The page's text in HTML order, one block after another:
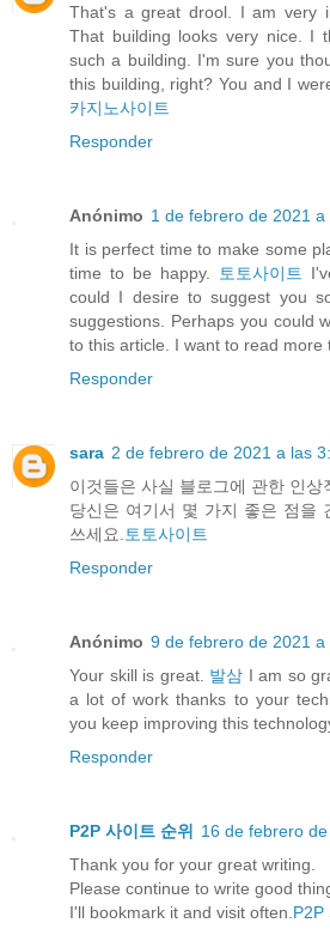
That's a great drool. I am very
That building looks very nice. I
such a building. I'm sure you
this building, right? You and I
카지노사이트
Responder
Anónimo 1 de febrero de 2021 a
It is perfect time to make some
time to be happy.
토토사이트
could I desire to suggest you
suggestions. Perhaps you could
to this article. I want to read more
Responder
sara 2 de febrero de 2021 a las
이것들은 사실 블로그에 관한 인상
당신은 여기서 몇 가지 좋은 점을
쓰세요. 토토사이트
Responder
Anónimo 9 de febrero de 2021 a
Your skill is great. 발삼 I am so
a lot of work thanks to your
you keep improving this
Responder
P2P 사이트 순위
16 de febrero
Thank you for your great writing.
Please continue to write good
I'll bookmark it and visit often. P2P